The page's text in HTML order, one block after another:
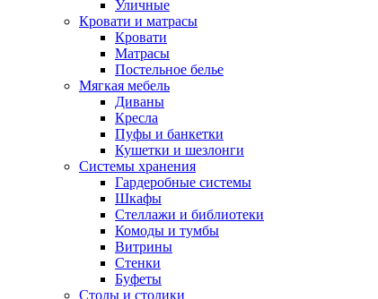
Уличные
Кровати и матрасы
Кровати
Матрасы
Постельное белье
Мягкая мебель
Диваны
Кресла
Пуфы и банкетки
Кушетки и шезлонги
Системы хранения
Гардеробные системы
Шкафы
Стеллажи и библиотеки
Комоды и тумбы
Витрины
Стенки
Буфеты
Столы и столики